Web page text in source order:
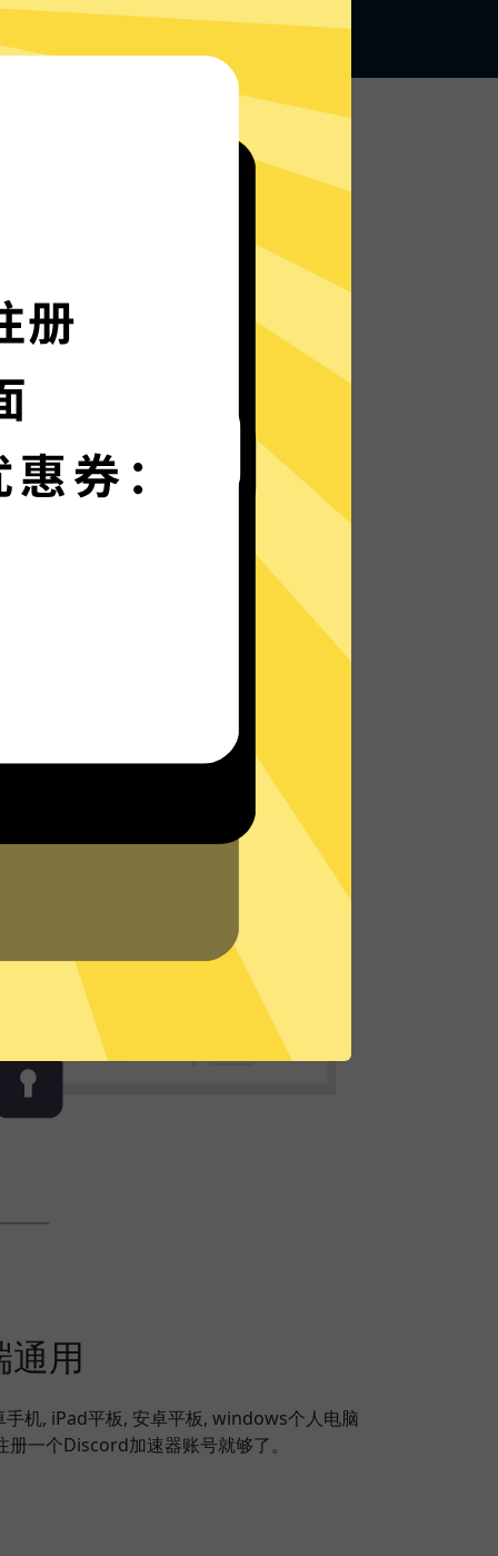
无论何地，无限访问
加速器的自研发通信协议，使您无论
在路上还是沙发上，都能轻松无限制访问
全球网络，体验真正的极速网络。
通用
机, iPad平板, 安卓平板, windows个人电脑
一个Discord加速器账号就够了。